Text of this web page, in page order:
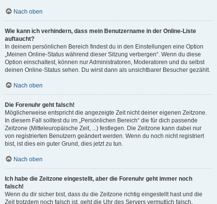
Nach oben
Wie kann ich verhindern, dass mein Benutzername in der Online-Liste
auftaucht?
In deinem persönlichen Bereich findest du in den Einstellungen eine Option
„Meinen Online-Status während dieser Sitzung verbergen“. Wenn du diese
Option einschaltest, können nur Administratoren, Moderatoren und du selbst
deinen Online-Status sehen. Du wirst dann als unsichtbarer Besucher gezählt.
Nach oben
Die Forenuhr geht falsch!
Möglicherweise entspricht die angezeigte Zeit nicht deiner eigenen Zeitzone.
In diesem Fall solltest du im „Persönlichen Bereich“ die für dich passende
Zeitzone (Mitteleuropäische Zeit, ...) festlegen. Die Zeitzone kann dabei nur
von registrierten Benutzern geändert werden. Wenn du noch nicht registriert
bist, ist dies ein guter Grund, dies jetzt zu tun.
Nach oben
Ich habe die Zeitzone eingestellt, aber die Forenuhr geht immer noch
falsch!
Wenn du dir sicher bist, dass du die Zeitzone richtig eingestellt hast und die
Zeit trotzdem noch falsch ist, geht die Uhr des Servers vermutlich falsch.